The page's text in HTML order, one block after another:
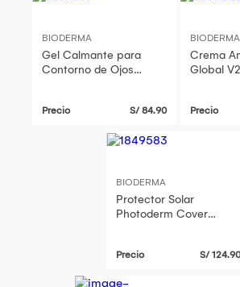
BIODERMA
Gel Calmante para
Contorno de Ojos
Precio S/ 84.90
BIODERMA
Crema
Global
Precio
BIODERMA
Protector Solar
Photoderm Cover
Precio S/ 124.90